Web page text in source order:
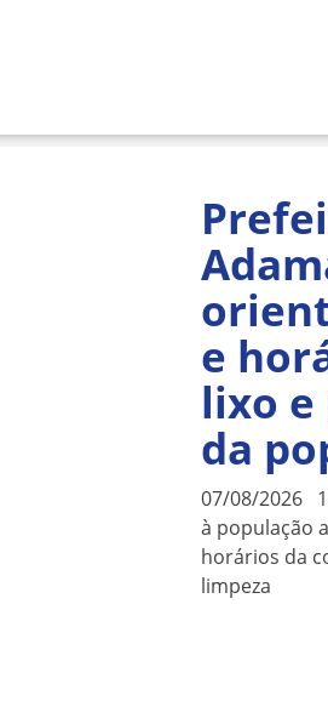
e
lixo e
da
07/08/2026
à população
horários da
limpeza